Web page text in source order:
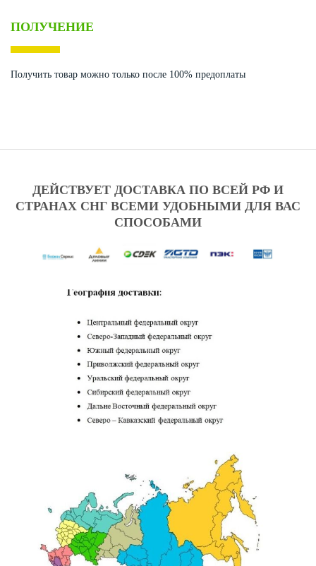
ПОЛУЧЕНИЕ
Получить товар можно только после 100% предоплаты
ДЕЙСТВУЕТ ДОСТАВКА ПО ВСЕЙ РФ И
СТРАНАХ СНГ ВСЕМИ УДОБНЫМИ ДЛЯ ВАС
СПОСОБАМИ